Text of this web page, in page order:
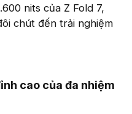
nits của Z Fold 7,
chút đến trải nghiệm
cao của đa nhiệm